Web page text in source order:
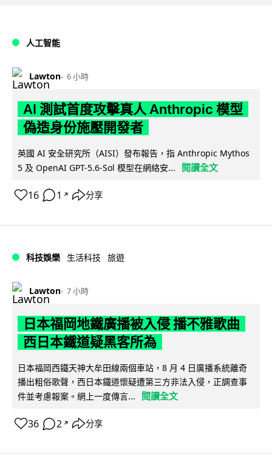
人工智能
Lawton 6 小時
AI 測試首度攻擊真人 Anthropic 模型
偽造身份施壓開發者
英國 AI 安全研究所（AISI）發布報告，指 Anthropic Mythos
5 及 OpenAI GPT-5.6-Sol 模型在網絡安...
閱讀全文
16 1 ↗ 分享
科技娛樂 生活科技 旅遊
Lawton 7 小時
日本福岡地鐵廣播被入侵 播不雅歌曲
西日本鐵道疑黑客所為
日本福岡西鐵天神大牟田線兩個車站，8 月 4 日廣播系統離奇
播出粗俗歌聲，西日本鐵道懷疑遭第三方非法入侵，正調查事
件並考慮報案。網上一度傳言...
閱讀全文
36 2 ↗ 分享